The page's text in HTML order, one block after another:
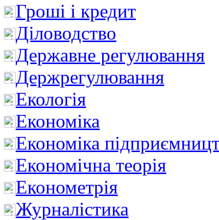
Гроші і кредит
Діловодство
Державне регулювання
Держрегулювання
Екологія
Економіка
Економіка
Економічна теорія
Економетрія
Журналістика